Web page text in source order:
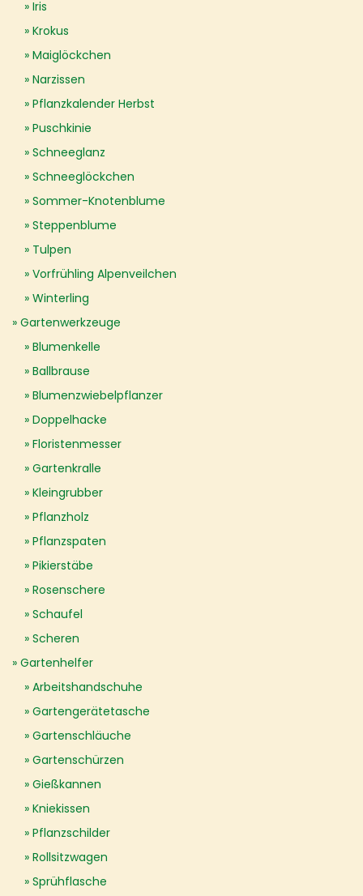
Iris
Krokus
Maiglöckchen
Narzissen
Pflanzkalender Herbst
Puschkinie
Schneeglanz
Schneeglöckchen
Sommer-Knotenblume
Steppenblume
Tulpen
Vorfrühling Alpenveilchen
Winterling
Gartenwerkzeuge
Blumenkelle
Ballbrause
Blumenzwiebelpflanzer
Doppelhacke
Floristenmesser
Gartenkralle
Kleingrubber
Pflanzholz
Pflanzspaten
Pikierstäbe
Rosenschere
Schaufel
Scheren
Gartenhelfer
Arbeitshandschuhe
Gartengerätetasche
Gartenschläuche
Gartenschürzen
Gießkannen
Kniekissen
Pflanzschilder
Rollsitzwagen
Sprühflasche